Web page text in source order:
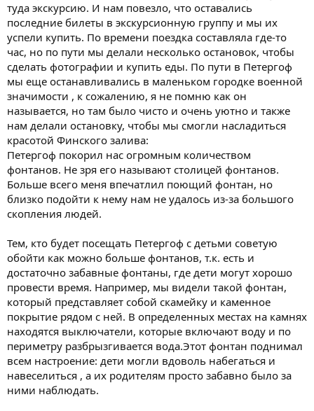
туда экскурсию. И нам повезло, что оставались
последние билеты в экскурсионную группу и мы их
успели купить. По времени поездка составляла где-то
час, но по пути мы делали несколько остановок, чтобы
сделать фотографии и купить еды. По пути в Петергоф
мы еще останавливались в маленьком городке военной
значимости , к сожалению, я не помню как он
называется, но там было чисто и очень уютно и также
нам делали остановку, чтобы мы смогли насладиться
красотой Финского залива:
Петергоф покорил нас огромным количеством
фонтанов. Не зря его называют столицей фонтанов.
Больше всего меня впечатлил поющий фонтан, но
близко подойти к нему нам не удалось из-за большого
скопления людей.
Тем, кто будет посещать Петергоф с детьми советую
обойти как можно больше фонтанов, т.к. есть и
достаточно забавные фонтаны, где дети могут хорошо
провести время. Например, мы видели такой фонтан,
который представляет собой скамейку и каменное
покрытие рядом с ней. В определенных местах на камнях
находятся выключатели, которые включают воду и по
периметру разбрызгивается вода.Этот фонтан поднимал
всем настроение: дети могли вдоволь набегаться и
навеселиться , а их родителям просто забавно было за
ними наблюдать.